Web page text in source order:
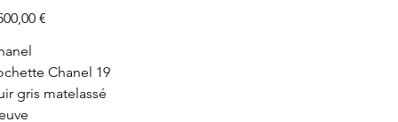
€
Chanel 19
gris matelassé